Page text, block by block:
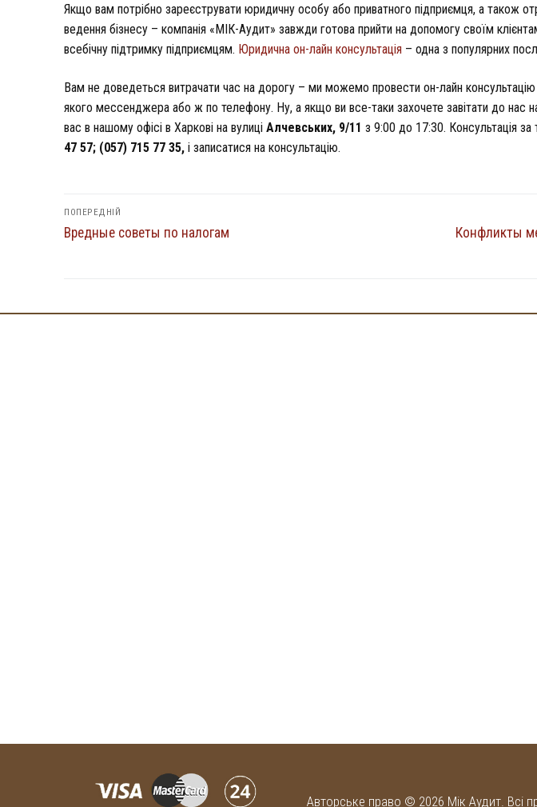
Якщо вам потрібно зареєструвати юридичну особу або приватного підприємця, а також
ведення бізнесу – компанія «МІК-Аудит» завжди готова прийти на допомогу своїм
всебічну підтримку підприємцям. Юридична он-лайн консультація – одна з популярних
Вам не доведеться витрачати час на дорогу – ми можемо провести он-лайн
якого мессенджера або ж по телефону. Ну, а якщо ви все-таки захочете завітати до нас
вас в нашому офісі в Харкові на вулиці Алчевських, 9/11 з 9:00 до 17:30. Консультація
47 57; (057) 715 77 35, і записатися на консультацію.
Навігація
записів
ПОПЕРЕДНІЙ
Попередній
Вредные советы по налогам
Наступний
Конфликты
Авторське право © 2026 Мік Аудит. Всі